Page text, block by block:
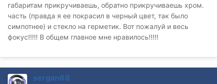
габаритам прикручиваешь, обратно прикручиваешь хром.
часть (правда я ее покрасил в черный цвет, так было
симпотнее) и стекло на герметик. Вот пожалуй и весь
фокус!!!!! В общем главное мне нравилось!!!!!
sergan68